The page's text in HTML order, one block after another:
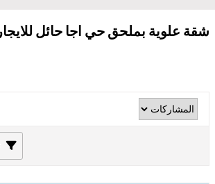
شقة علوية بملحق حي اجا حائل